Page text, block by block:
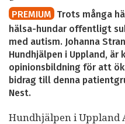
PREMIUM Trots många
hälsa-hundar offentligt
med autism. Johanna
Hundhjälpen i Uppland,
opinionsbildning för att
bidrag till denna
Nest.
Hundhjälpen i Uppland